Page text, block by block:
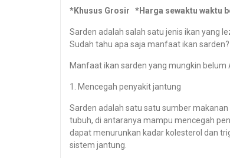
*Khusus Grosir *Harga sewaktu waktu
Sarden adalah salah satu jenis ikan yang
Sudah tahu apa saja manfaat ikan
Manfaat ikan sarden yang mungkin belum
1. Mencegah penyakit jantung
Sarden adalah satu satu sumber
tubuh, di antaranya mampu mencegah
dapat menurunkan kadar kolesterol dan
sistem jantung.